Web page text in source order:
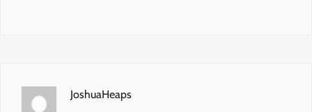
JoshuaHeaps